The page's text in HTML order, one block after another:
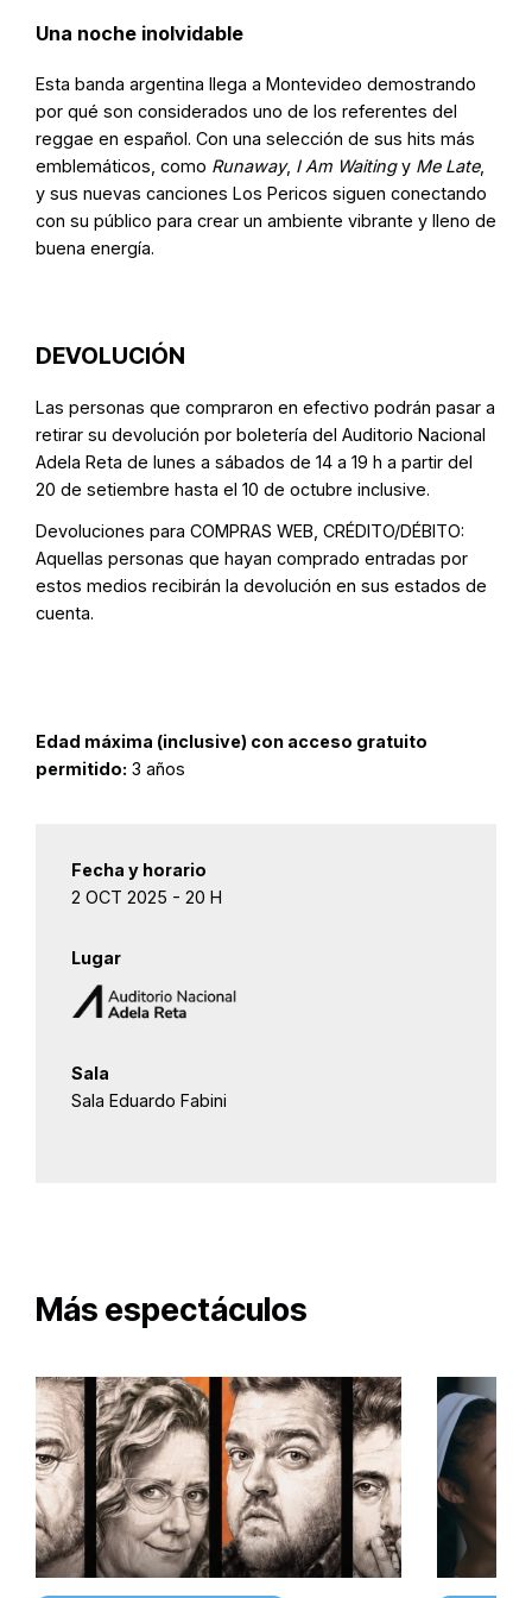
Una noche inolvidable
Esta banda argentina llega a Montevideo demostrando
por qué son considerados uno de los referentes del
reggae en español. Con una selección de sus hits más
emblemáticos, como Runaway, I Am Waitingy Me Late,
y sus nuevas canciones Los Pericos siguen conectando
con su público para crear un ambiente vibrante y lleno de
buena energía.
DEVOLUCIÓN
Las personas que compraron en efectivo podrán pasar a
retirar su devolución por boletería del Auditorio Nacional
Adela Reta de lunes a sábados de 14 a 19 h a partir del
20 de setiembre hasta el 10 de octubre inclusive.
Devoluciones para COMPRAS WEB, CRÉDITO/DÉBITO:
Aquellas personas que hayan comprado entradas por
estos medios recibirán la devolución en sus estados de
cuenta.
Edad máxima (inclusive) con acceso gratuito
permitido: 3 años
Fecha y horario
2 OCT 2025 - 20 H
Lugar
Sala
Sala Eduardo Fabini
Más espectáculos